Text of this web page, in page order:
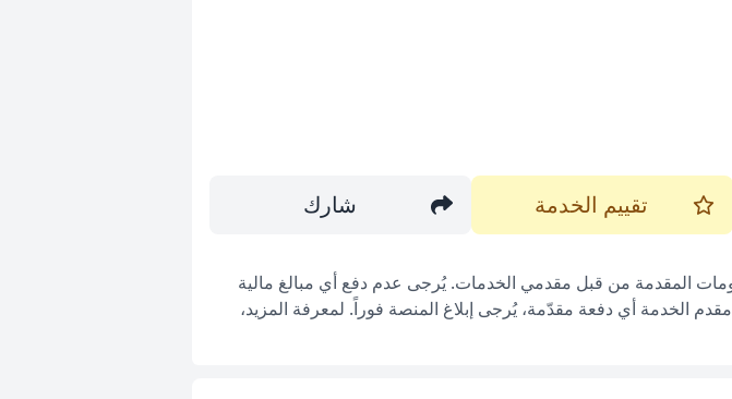
تقييم الخدمة شارك
المقدمة من قبل مقدمي الخدمات. يُرجى عدم دفع أي مبالغ مالية
الخدمة أي دفعة مقدّمة، يُرجى إبلاغ المنصة فوراً. لمعرفة المزيد،